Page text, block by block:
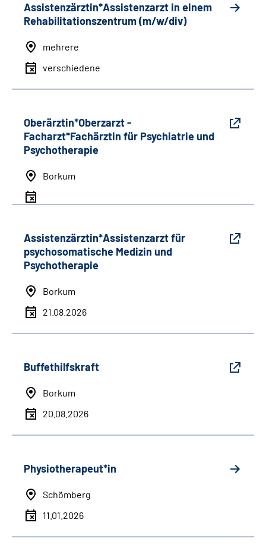
Assistenzärztin*Assistenzarzt in einem
Rehabilitationszentrum (m/w/div)
mehrere
verschiedene
Oberärztin*Oberzarzt -
Facharzt*Fachärztin für Psychiatrie und
Psychotherapie
Borkum
Assistenzärztin*Assistenzarzt für
psychosomatische Medizin und
Psychotherapie
Borkum
21.08.2026
Buffethilfskraft
Borkum
20.08.2026
Physiotherapeut*in
Schömberg
11.01.2026